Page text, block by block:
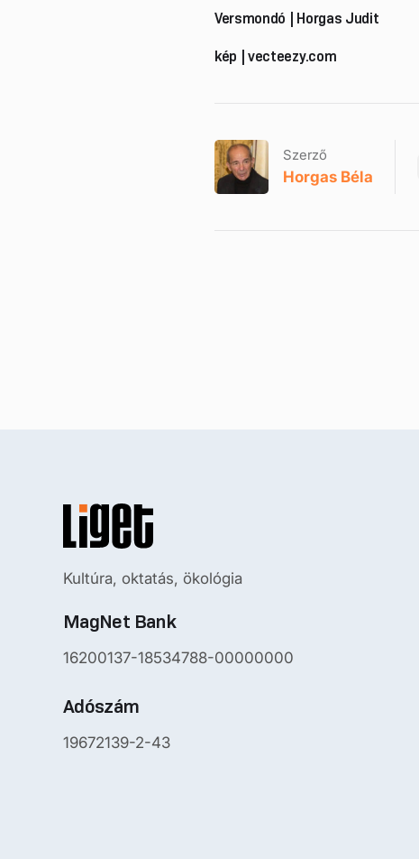
Versmondó | Horgas Judit
kép | vecteezy.com
Szerző
Horgas Béla
Kultúra, oktatás, ökológia
MagNet Bank
16200137-18534788-00000000
Adószám
19672139-2-43